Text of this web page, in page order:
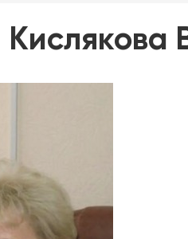
Кислякова